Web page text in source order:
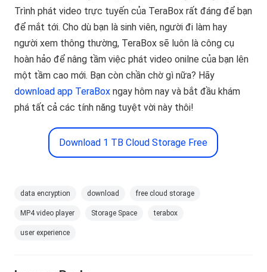
Trình phát video trực tuyến của TeraBox rất đáng để bạn
để mắt tới. Cho dù bạn là sinh viên, người đi làm hay
người xem thông thường, TeraBox sẽ luôn là công cụ
hoàn hảo để nâng tầm việc phát video onilne của bạn lên
một tầm cao mới. Bạn còn chần chờ gì nữa? Hãy
download app TeraBox ngay hôm nay và bắt đầu khám
phá tất cả các tính năng tuyệt vời này thôi!
Download 1 TB Cloud Storage Free
data encryption download free cloud storage
MP4 video player Storage Space terabox
user experience